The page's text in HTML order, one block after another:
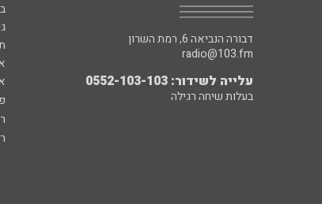
דבורה הנביאה 6, רמת השרון
radio@103.fm
עלייה לשידור: 0552-103-103
בעלות שיחה רגילה